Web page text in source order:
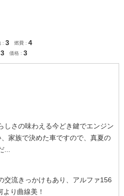
3 燃費 4
3 価格 3
しさの味わえる今どき鍵でエンジン
家族で決めた車ですので、真夏の
交流きっかけもあり、アルファ156
り曲線美！